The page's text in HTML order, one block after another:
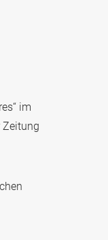
im
Zeitung